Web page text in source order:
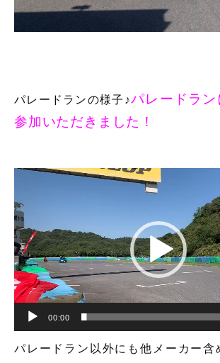
パレードランの様子♪パレードラ
参加いただきました！
動
レ
ー
ヤ
ー
00:00
パレードラン以外にも他メーカー含